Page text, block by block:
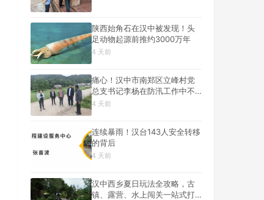
陕西始角石在汉中被发现！头
足动物起源前推约3000万年
4 天前
痛心！汉中市南郑区立峰村党
总支书记李杨在防汛工作中不
幸遇难
4 天前
连续暴雨！汉台143人安全转移
的背后
4 天前
汉中西乡夏日玩法全攻略，古
镇、露营、水上闯关一站式打